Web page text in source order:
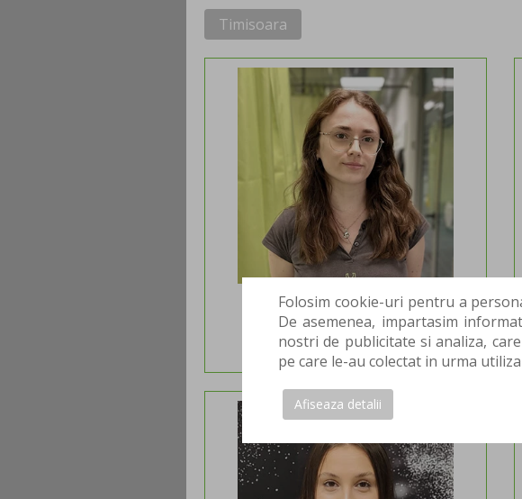
Folosim cookie-uri pentru a
De asemenea, impartasim
nostri de publicitate si analiza,
pe care le-au colectat in urma
Afiseaza detalii
Timisoara
MONA AMBARUS
Fizioterapeut